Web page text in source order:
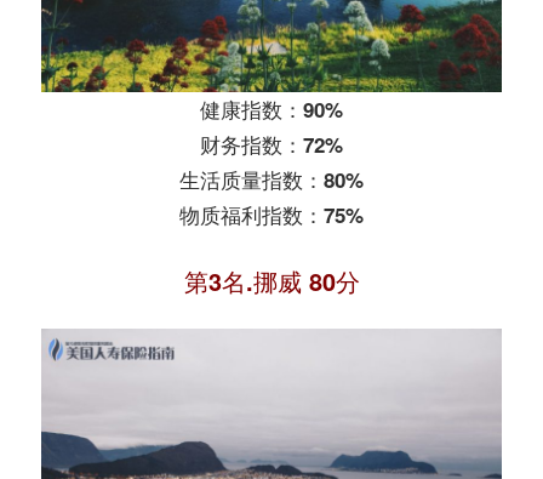
健康指数：90%
财务指数：72%
生活质量指数：80%
物质福利指数：75%
第3名.挪威 80分